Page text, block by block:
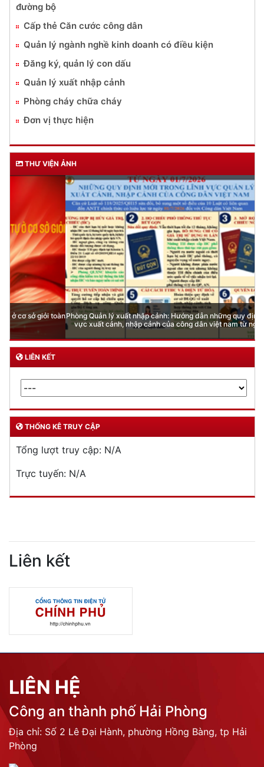
đường bộ
Cấp thẻ Căn cước công dân
Quản lý ngành nghề kinh doanh có điều kiện
Đăng ký, quản lý con dấu
Quản lý xuất nhập cảnh
Phòng cháy chữa cháy
Đơn vị thực hiện
THƯ VIỆN ẢNH
Phòng Quản lý xuất nhập cảnh: Hướng dẫn những quy định mới trong lĩnh
vực xuất cảnh, nhập cảnh của công dân việt nam từ ngày 01/7/2026
LIÊN KẾT
THỐNG KÊ TRUY CẬP
Tổng lượt truy cập: N/A
Trực tuyến: N/A
Liên kết
LIÊN HỆ
Công an thành phố Hải Phòng
Địa chỉ: Số 2 Lê Đại Hành, phường Hồng Bàng, tp Hải
Phòng